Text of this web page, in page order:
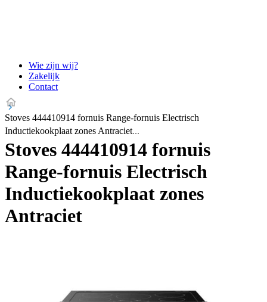
Wie zijn wij?
Zakelijk
Contact
Stoves 444410914 fornuis Range-fornuis Electrisch
Inductiekookplaat zones Antraciet
Stoves 444410914 fornuis
Range-fornuis Electrisch
Inductiekookplaat zones
Antraciet